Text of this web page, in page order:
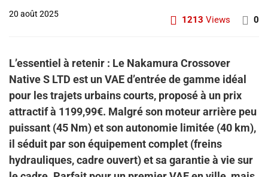
20 août 2025
1213 Views 0
L’essentiel à retenir : Le Nakamura Crossover
Native S LTD est un VAE d’entrée de gamme idéal
pour les trajets urbains courts, proposé à un prix
attractif à 1199,99€. Malgré son moteur arrière peu
puissant (45 Nm) et son autonomie limitée (40 km),
il séduit par son équipement complet (freins
hydrauliques, cadre ouvert) et sa garantie à vie sur